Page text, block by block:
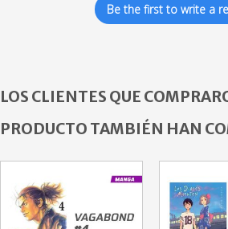
Be the first to write a
LOS CLIENTES QUE
PRODUCTO TAMBIÉN HAN